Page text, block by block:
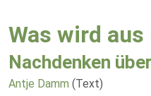
Was wird aus
Nachdenken
Antje Damm (Text)